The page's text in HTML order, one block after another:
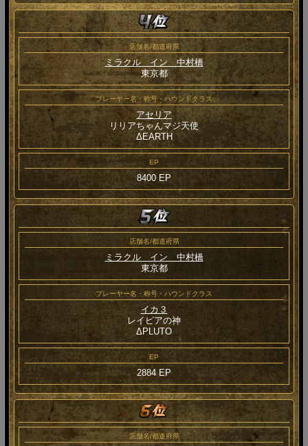
店舗名/都道府県
ミラクル イン 中村橋
東京都
プレーヤー名・称号・ハウンドクラス
アセリア
リリアちゃんマジ天使
ΔEARTH
EP
8400 EP
店舗名/都道府県
ミラクル イン 中村橋
東京都
プレーヤー名・称号・ハウンドクラス
イカ３
レイピアの神
ΔPLUTO
EP
2884 EP
店舗名/都道府県